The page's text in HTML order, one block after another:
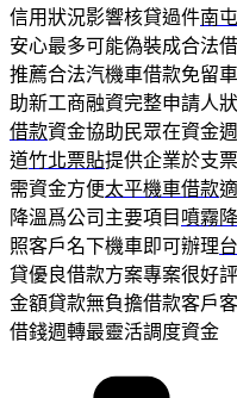
信用狀況影響核貸過件南
安心最多可能偽裝成合法
推薦合法汽機車借款免留
助新工商融資完整申請人
借款資金協助民眾在資金
道竹北票貼提供企業於支
需資金方便太平機車借款
降溫爲公司主要項目 噴霧
照客戶名下機車即可辦理
貸優良借款方案專案很好
金額貸款無負擔借款客戶
借錢週轉最靈活調度資金